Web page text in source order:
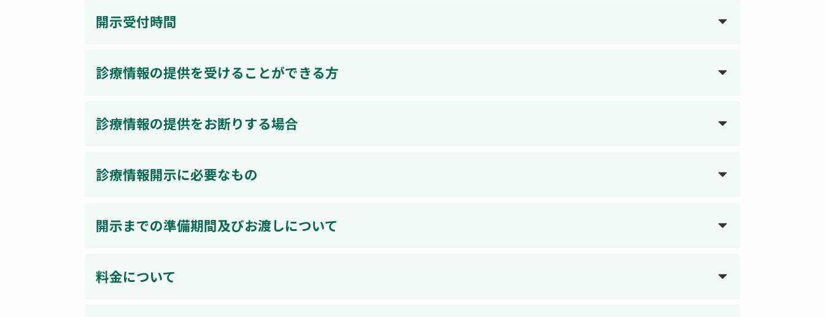
開示受付時間
診療情報の提供を受けることができる方
診療情報の提供をお断りする場合
診療情報開示に必要なもの
開示までの準備期間及びお渡しについて
料金について